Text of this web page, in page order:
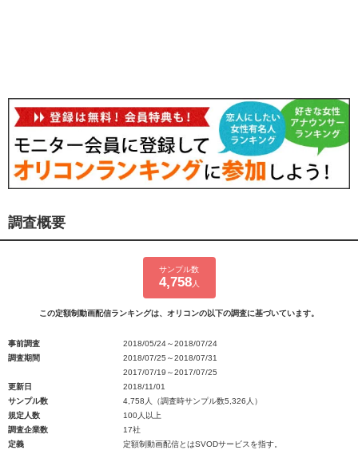
調査概要
サンプル数
4,758人
この定額制動画配信ランキングは、オリコンの以下の調査に基づいています。
事前調査
2018/05/24～2018/07/24
調査期間
2018/07/25～2018/07/31
2017/07/19～2017/07/25
更新日
2018/11/01
サンプル数
4,758人（調査時サンプル数5,326人）
規定人数
100人以上
調査企業数
17社
定義
定額制動画配信とはSVODサービスを指す。